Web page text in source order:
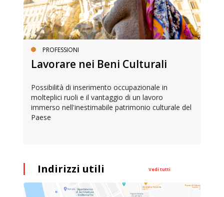
PROFESSIONI
Lavorare nei Beni Culturali
Possibilità di inserimento occupazionale in
molteplici ruoli e il vantaggio di un lavoro
immerso nell'inestimabile patrimonio culturale del
Paese
Indirizzi utili Vedi tutti